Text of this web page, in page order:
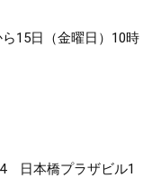
日（金曜日）10時
橋プラザビル1